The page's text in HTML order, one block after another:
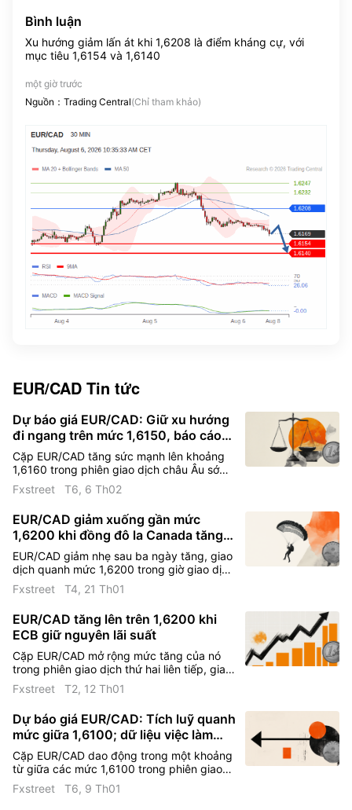
Bình luận
Xu hướng giảm lấn át khi 1,6208 là điểm kháng cự, với
mục tiêu 1,6154 và 1,6140
một giờ trước
Nguồn：Trading Central(Chỉ tham khảo)
EUR/CAD Tin tức
Dự báo giá EUR/CAD: Giữ xu hướng
đi ngang trên mức 1,6150, báo cáo
việc làm của Canada là tâm điểm
Cặp EUR/CAD tăng sức mạnh lên khoảng
1,6160 trong phiên giao dịch châu Âu sớm
vào thứ Sáu. Đồng euro (EUR) cao hơn so
với đồng đô la Canada (CAD) trong bối
của Ngân hàng Trung ương Châu Âu (ECB)
và Ngân hàng trung ương Canada (BoC)
Fxstreet T6, 6 Th02
EUR/CAD giảm xuống gần mức
1,6200 khi đồng đô la Canada tăng
giá nhờ vào sự tăng cường của giá
dầu
EUR/CAD giảm nhẹ sau ba ngày tăng, giao
dịch quanh mức 1,6200 trong giờ giao dịch
châu Âu vào thứ Tư. Cặp tiền tệ này gặp
khó khăn khi đồng đô la Canada (CAD) liên
tăng giá của dầu.
Fxstreet T4, 21 Th01
EUR/CAD tăng lên trên 1,6200 khi
ECB giữ nguyên lãi suất
Cặp EUR/CAD mở rộng mức tăng của nó
trong phiên giao dịch thứ hai liên tiếp, giao
dịch quanh mức 1,6210 trong giờ giao dịch
châu Âu vào thứ Hai. Cặp tiền tệ này tăng
trợ từ những dấu hiệu cho thấy Ngân hàng
Trung ương Châu Âu (ECB) đang tiến gần
đến việc kết thúc chu kỳ cắt giảm lãi suất.
Fxstreet T2, 12 Th01
Dự báo giá EUR/CAD: Tích luỹ quanh
mức giữa 1,6100; dữ liệu việc làm
của Canada đang được chờ đợi
Cặp EUR/CAD dao động trong một khoảng
từ giữa các mức 1,6100 trong phiên giao
dịch châu Âu sớm vào thứ Sáu, mặc dù
dường như đã cản trở đợt thoái lui khiêm
Fxstreet T6, 9 Th01